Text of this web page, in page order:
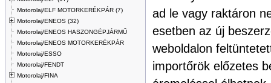
Motorolaj/ELF MOTORKERÉKPÁR (7)
Motorolaj/ENEOS (32)
Motorolaj/ENEOS HASZONGÉPJÁRMŰ
Motorolaj/ENEOS MOTORKERÉKPÁR
Motorolaj/ESSO
Motorolaj/FENDT
Motorolaj/FINA
ad le vagy raktáron
esetben az új
weboldalon
importőrök előzetes